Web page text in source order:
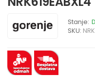
Stanje:
SKU: